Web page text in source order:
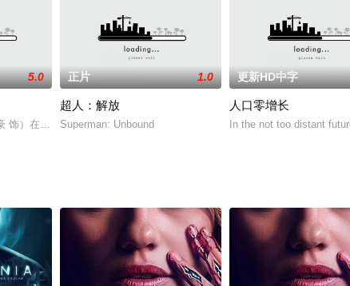
5.0
饰）在一次葬礼上与高中的死党们再度重聚，大家追忆着学生时代一起“
正片 1.0
超人：解放
Superman: Unbound
更新HD中字
人口零增长
In the not too distant